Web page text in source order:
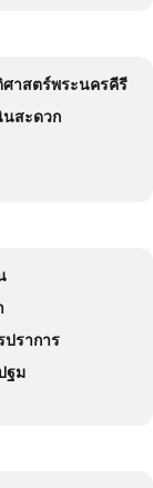
Amphawa
Vaylasamran
homestay
Resort Amphawa
ำ
าสตร์พระนครคีรี
สะดวก
ปราการ
ฐม